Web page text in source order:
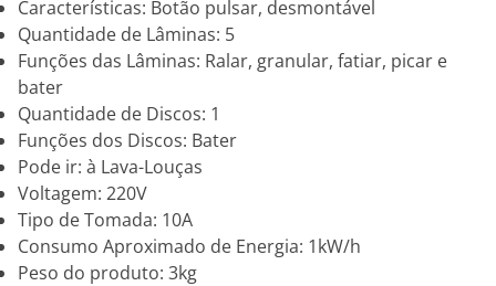
Características: Botão pulsar, desmontável
Quantidade de Lâminas: 5
Funções das Lâminas: Ralar, granular, fatiar, picar e
bater
Quantidade de Discos: 1
Funções dos Discos: Bater
Pode ir: à Lava-Louças
Voltagem: 220V
Tipo de Tomada: 10A
Consumo Aproximado de Energia: 1kW/h
Peso do produto: 3kg